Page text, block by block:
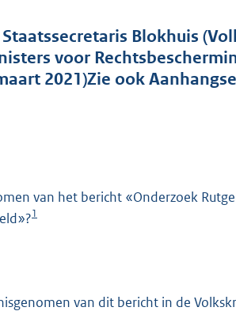
Blokhuis
voor
2021)Zie ook
van het bericht «Onderzoek
1
van dit bericht in de